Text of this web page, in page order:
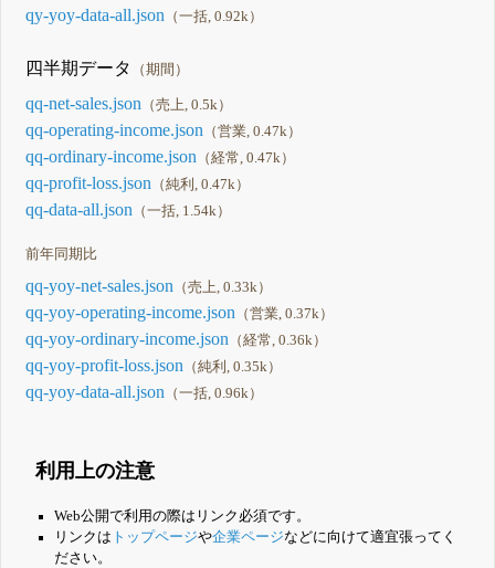
qy-yoy-data-all.json （一括, 0.92k）
四半期データ （期間）
qq-net-sales.json （売上, 0.5k）
qq-operating-income.json （営業, 0.47k）
qq-ordinary-income.json （経常, 0.47k）
qq-profit-loss.json （純利, 0.47k）
qq-data-all.json （一括, 1.54k）
前年同期比
qq-yoy-net-sales.json （売上, 0.33k）
qq-yoy-operating-income.json （営業, 0.37k）
qq-yoy-ordinary-income.json （経常, 0.36k）
qq-yoy-profit-loss.json （純利, 0.35k）
qq-yoy-data-all.json （一括, 0.96k）
利用上の注意
Web公開で利用の際はリンク必須です。
リンクは トップページや企業ページなどに向けて適宜張ってく
ださい。